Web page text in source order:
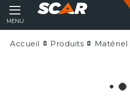
MENU
Accueil Produits Matériel